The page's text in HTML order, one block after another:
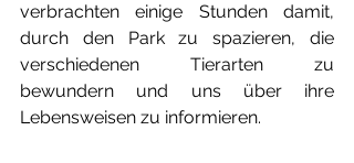
verbrachten einige Stunden damit,
durch den Park zu spazieren, die
verschiedenen Tierarten zu
bewundern und uns über ihre
Lebensweisen zu informieren.